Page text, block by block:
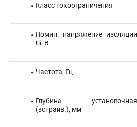
Класс токоограничения
Номин. напряжение изоляции
Ui, В
Частота, Гц
Глубина установочная
(встраив.), мм